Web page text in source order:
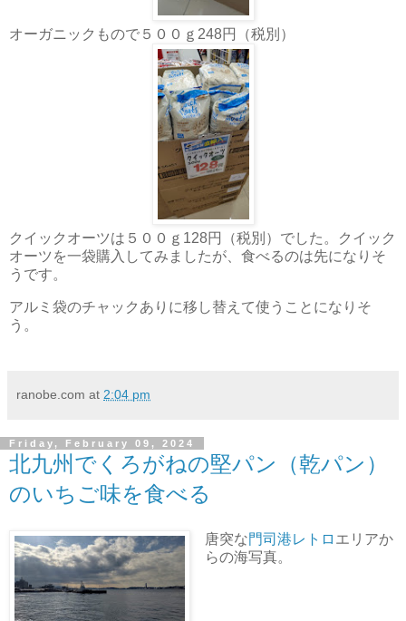
オーガニックもので５００ｇ248円（税別）
クイックオーツは５００ｇ128円（税別）でした。クイック
オーツを一袋購入してみましたが、食べるのは先になりそ
うです。
アルミ袋のチャックありに移し替えて使うことになりそ
う。
ranobe.com at 2:04 pm
Friday, February 09, 2024
北九州でくろがねの堅パン（乾パン）
のいちご味を食べる
唐突な門司港レトロ エリアか
らの海写真。